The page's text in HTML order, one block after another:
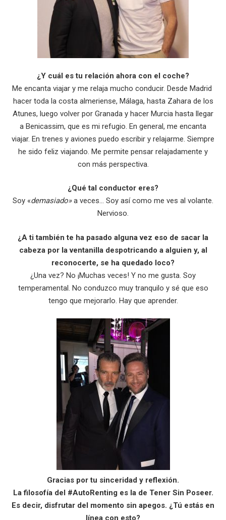
¿Y cuál es tu relación ahora con el coche?
Me encanta viajar y me relaja mucho conducir. Desde Madrid
hacer toda la costa almeriense, Málaga, hasta Zahara de los
Atunes, luego volver por Granada y hacer Murcia hasta llegar
a Benicassim, que es mi refugio. En general, me encanta
viajar. En trenes y aviones puedo escribir y relajarme. Siempre
he sido feliz viajando. Me permite pensar relajadamente y
con más perspectiva.
¿Qué tal conductor eres?
Soy «demasiado»a veces… Soy así como me ves al volante.
Nervioso.
¿A ti también te ha pasado alguna vez eso de sacar la
cabeza por la ventanilla despotricando a alguien y, al
reconocerte, se ha quedado loco?
¿Una vez? No ¡Muchas veces! Y no me gusta. Soy
temperamental. No conduzco muy tranquilo y sé que eso
tengo que mejorarlo. Hay que aprender.
Gracias por tu sinceridad y reflexión.
La filosofía del #AutoRenting es la de Tener Sin Poseer.
Es decir, disfrutar del momento sin apegos. ¿Tú estás en
línea con esto?